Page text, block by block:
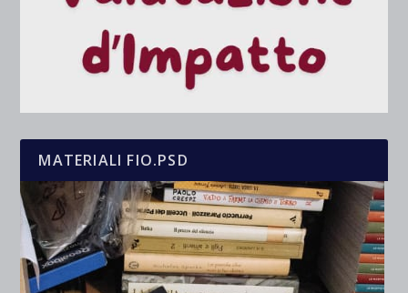
MATERIALI FIO.PSD